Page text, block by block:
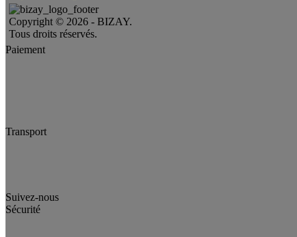
Copyright © 2026 - BIZAY.
Tous droits réservés.
Paiement
Transport
Suivez-nous
Sécurité